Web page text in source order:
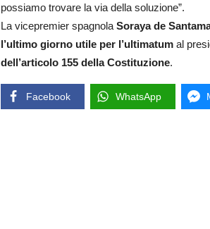
possiamo trovare la via della soluzione”.
La vicepremier spagnola Soraya de
l’ultimo giorno utile per l’ultimatum al
dell’articolo 155 della Costituzione.
Facebook WhatsApp